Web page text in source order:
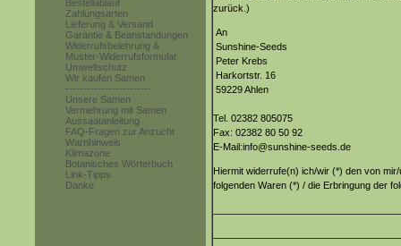
Bestellablauf
Zahlungsarten
Lieferung & Versand
Garantie & Beanstandungen
Widerrufsbelehrung &
Muster-Widerrufsformular
Umweltschutz
Wir kaufen Samen
------------------------
Unsere Samen
Vermehrung mit Samen
Aussaatanleitung
FAQ-Fragen zur Anzucht
Warnhinweis
Klimazone
Botanisches Wörterbuch
Link-Tipps
Danke
zurück.)
An
Sunshine-Seeds
Peter Krebs
Harkortstr. 16
59229 Ahlen
Tel. 02382 805075
Fax: 02382 80 50 92
E-Mail:info@sunshine-seeds.de
Hiermit widerrufe(n) ich/wir (*) den von
folgenden Waren (*) / die Erbringung der